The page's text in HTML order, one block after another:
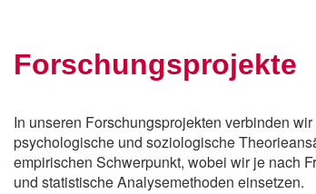
Forschungsprojekte
In unseren Forschungsprojekten verbinden
psychologische und soziologische
empirischen Schwerpunkt, wobei wir je nach
und statistische Analysemethoden einsetzen.